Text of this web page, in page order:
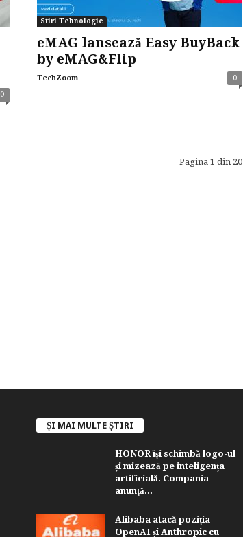
0
Stiri Tehnologie
eMAG lansează Easy BuyBack
by eMAG&Flip
TechZoom 0
Pagina 1 din 20
ȘI MAI MULTE ȘTIRI
HONOR își schimbă logo-ul
și mizează pe inteligența
artificială. Compania
anunță...
Alibaba atacă poziția
OpenAI și Anthropic cu